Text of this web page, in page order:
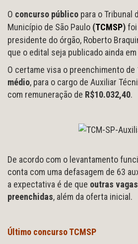
O concurso público para o Tribunal
Município de São Paulo (TCMSP)foi
presidente do órgão, Roberto
que o edital seja publicado ainda
O certame visa o preenchimento de
médio, para o cargo de Auxiliar
com remuneração de R$10.032,40.
De acordo com o levantamento
conta com uma defasagem de 63
a expectativa é de que outras
preenchidas, além da oferta inicial.
Último concurso TCMSP